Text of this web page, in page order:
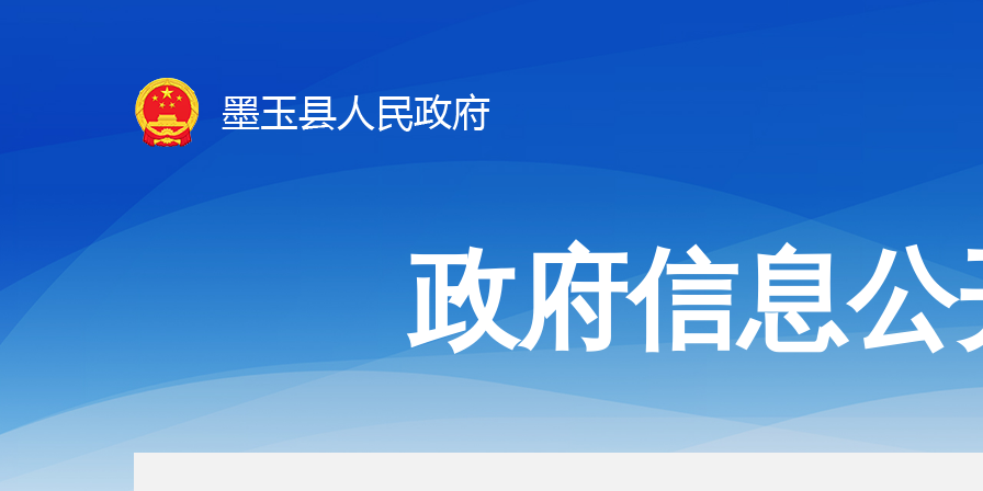
政府信息公